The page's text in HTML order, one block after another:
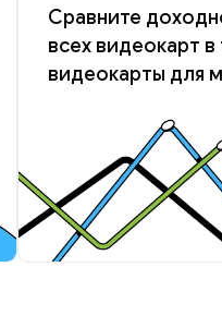
Сравните
всех видеокарт
видеокарты для